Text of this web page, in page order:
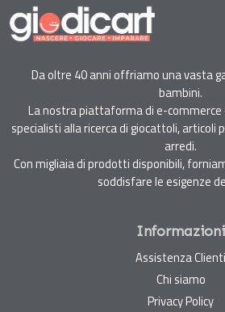
Da oltre 40 anni offriamo una vasta
bambini.
La nostra piattaforma di e-commerce
specialisti alla ricerca di giocattoli, articoli
arredi.
Con migliaia di prodotti disponibili,
soddisfare le esigenze
Informazioni
Assistenza Clienti
Chi siamo
Privacy Policy